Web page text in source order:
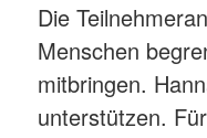
Die
Menschen
mitbringen.
unterstützen.